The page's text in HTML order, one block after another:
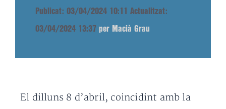
Publicat: 03/04/2024 10:11 Actualitzat:
03/04/2024 13:37 per Macià Grau
El dilluns 8 d’abril, coincidint amb la